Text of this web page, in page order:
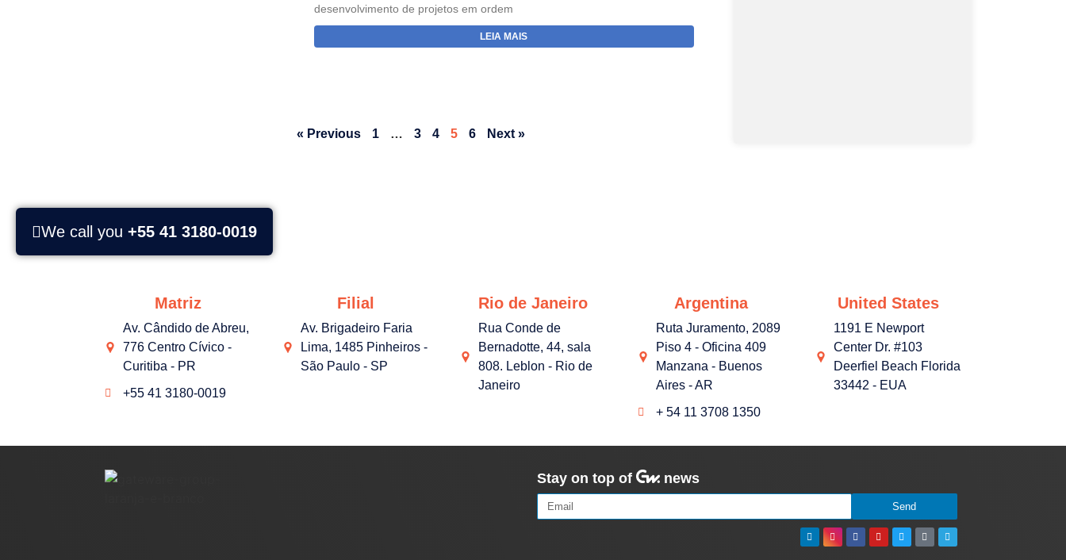
desenvolvimento de projetos em ordem
LEIA MAIS
« Previous 1 … 3 4 5 6 Next »
We call you +55 41 3180-0019
Matriz
Av. Cândido de Abreu,
776 Centro Cívico -
Curitiba - PR
+55 41 3180-0019
Filial
Av. Brigadeiro Faria
Lima, 1485 Pinheiros -
São Paulo - SP
Rio de Janeiro
Rua Conde de
Bernadotte, 44, sala
808. Leblon - Rio de
Janeiro
Argentina
Ruta Juramento, 2089
Piso 4 - Oficina 409
Manzana - Buenos
Aires - AR
+ 54 11 3708 1350
United States
1191 E Newport
Center Dr. #103
Deerfiel Beach Florida
33442 - EUA
Stay on top of news
Send